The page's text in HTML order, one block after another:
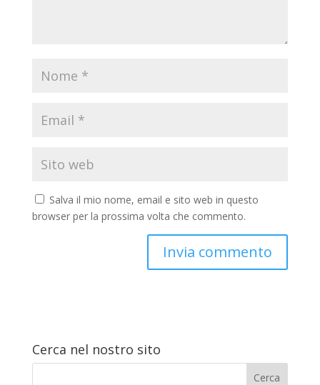
Salva il mio nome, email e sito web in questo
browser per la prossima volta che commento.
Cerca nel nostro sito